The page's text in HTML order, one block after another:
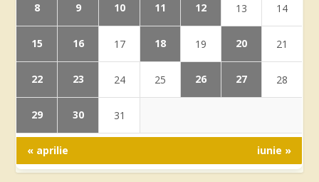
8 9 10 11 12 13 14
15 16 17 18 19 20 21
22 23 24 25 26 27 28
29 30 31
« aprilie iunie »